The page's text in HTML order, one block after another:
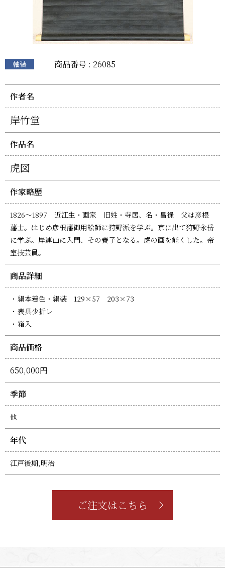
軸装 商品番号 : 26085
作者名
岸竹堂
作品名
虎図
作家略歴
1826～1897 近江生・画家 旧姓・寺居、名・昌禄 父は彦根
藩士。はじめ彦根藩御用絵師に狩野派を学ぶ。京に出て狩野永岳
に学ぶ。岸連山に入門、その養子となる。虎の画を能くした。帝
室技芸員。
商品詳細
絹本着色・絹装 129×57 203×73
表具少折レ
箱入
商品価格
650,000円
季節
他
年代
江戸後期,明治
ご注文はこちら